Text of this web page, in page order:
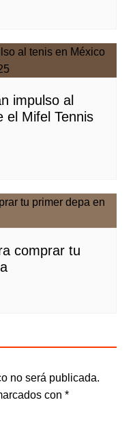
impulso al
el Mifel Tennis
comprar tu
no será publicada.
con *